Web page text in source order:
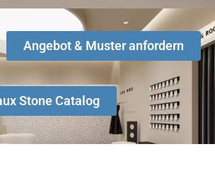
Angebot & Muster anfordern
Stone Catalog